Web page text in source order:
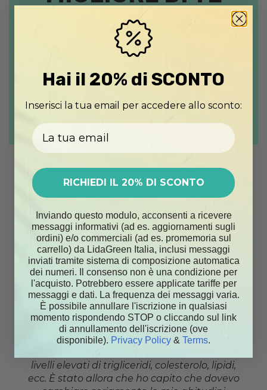
Perdere peso in modo efficace e
senza dieta
ACQUISTA ORA
Ho iniziato il mio percorso di dimagrimento
perché il mio peso era di 75 kg… I risultati
livelli elevati di trigliceridi, colesterolo, lipidi,
ecc. È stato allora che ho capito che dovevo
Hai il 20% di SCONTO
Inserisci la tua email per accedere allo sconto:
Email
RICHIEDI IL 20% DI SCONTO
Inviando questo modulo, acconsenti a ricevere
messaggi informativi (ad es. aggiornamenti sugli
ordini) e/o commerciali (ad es. promemoria sul
carrello) da LidaGreen Italia, inclusi messaggi
inviati tramite sistema di composizione automatica
dei numeri. Il consenso non è una condizione per
l'acquisto. Potrebbero essere applicate tariffe per
messaggi e dati. La frequenza dei messaggi varia.
È possibile annullare l'iscrizione in qualsiasi
momento rispondendo STOP o cliccando sul link
di annullamento dell'iscrizione (ove
disponibile). Privacy Policy & Terms.